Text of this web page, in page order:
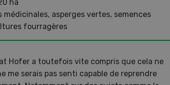
ha
médicinales, asperges vertes, semences
fourragères
Hofer a toutefois vite compris que cela ne
me serais pas senti capable de reprendre
08-31
Paysannes, on vous aime !